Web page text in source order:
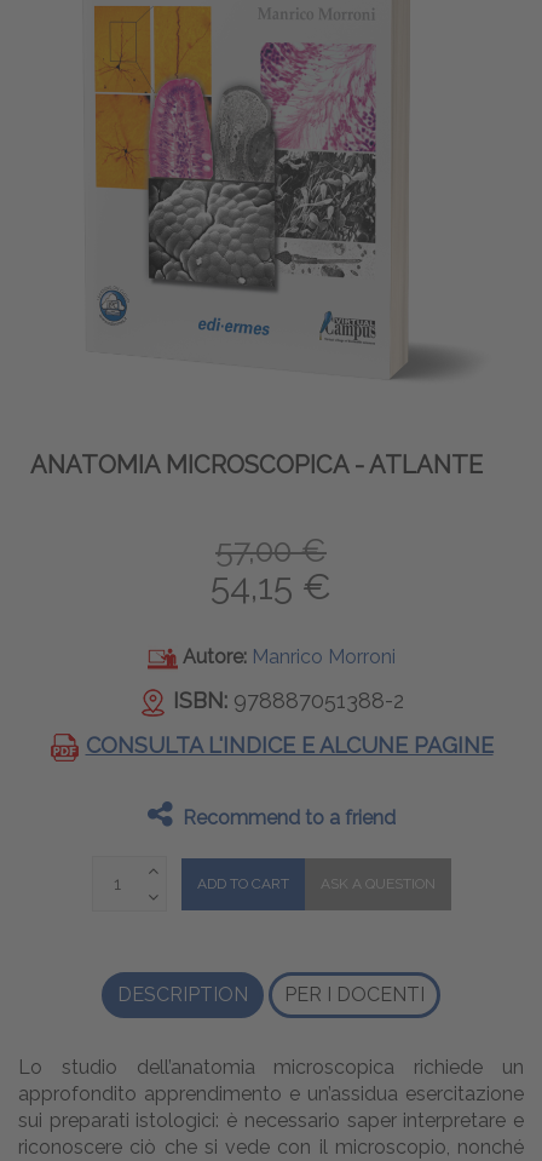
ANATOMIA MICROSCOPICA - ATLANTE
57,00 €
54,15 €
Autore: Manrico Morroni
ISBN: 978887051388-2
CONSULTA L'INDICE E ALCUNE PAGINE
Recommend to a friend
DESCRIPTION PER I DOCENTI
Lo studio dell’anatomia microscopica richiede un
approfondito apprendimento e un’assidua esercitazione
sui preparati istologici: è necessario saper interpretare e
riconoscere ciò che si vede con il microscopio, nonché